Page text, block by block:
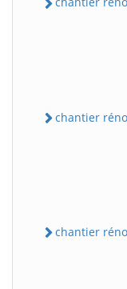
chantier
chantier